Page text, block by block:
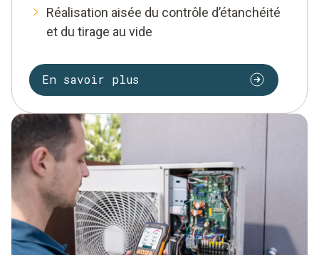
Réalisation aisée du contrôle d’étanchéité
et du tirage au vide
En savoir plus